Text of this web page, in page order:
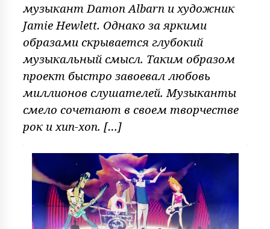
музыкант Damon Albarn и художник
Jamie Hewlett. Однако за яркими
образами скрывается глубокий
музыкальный смысл. Таким образом
проект быстро завоевал любовь
миллионов слушателей. Музыканты
смело сочетают в своем творчестве
рок и хип-хоп. […]